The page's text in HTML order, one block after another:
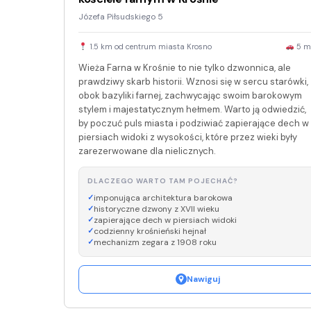
Józefa Piłsudskiego 5
1.5 km od centrum miasta Krosno 5
Wieża Farna w Krośnie to nie tylko dzwonnica, ale
prawdziwy skarb historii. Wznosi się w sercu starówki,
obok bazyliki farnej, zachwycając swoim barokowym
stylem i majestatycznym hełmem. Warto ją odwiedzić,
by poczuć puls miasta i podziwiać zapierające dech w
piersiach widoki z wysokości, które przez wieki były
zarezerwowane dla nielicznych.
DLACZEGO WARTO TAM POJECHAĆ?
imponująca architektura barokowa
historyczne dzwony z XVII wieku
zapierające dech w piersiach widoki
codzienny krośnieński hejnał
mechanizm zegara z 1908 roku
Nawiguj